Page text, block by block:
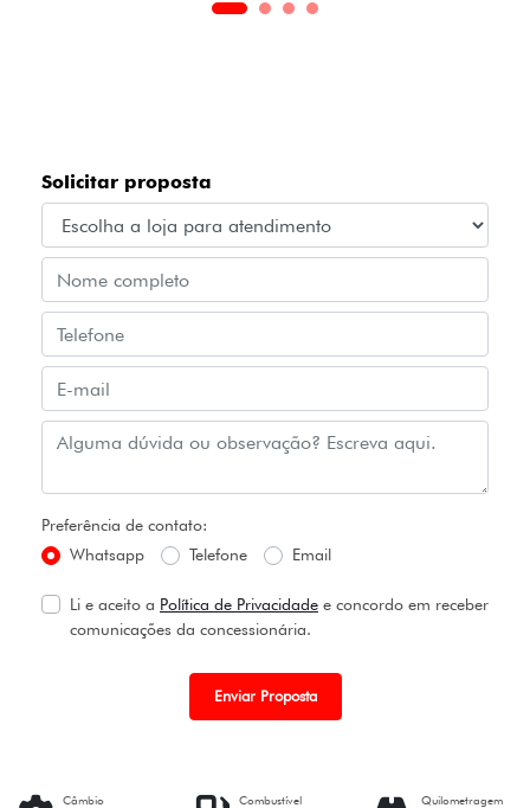
Solicitar proposta
Preferência de contato:
Whatsapp
Telefone Email
Li e aceito a Política de Privacidade e concordo em receber
comunicações da concessionária.
Enviar Proposta
Câmbio Combustível Quilometragem